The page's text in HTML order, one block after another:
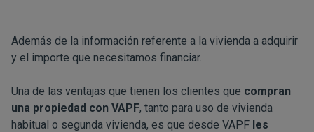
Además de la información referente a la vivienda a adquirir
y el importe que necesitamos financiar.
Una de las ventajas que tienen los clientes que compran
una propiedad con VAPF, tanto para uso de vivienda
habitual o segunda vivienda, es que desde VAPF les